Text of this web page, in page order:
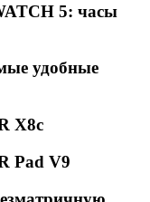
5: часы
удобные
X8c
Pad V9